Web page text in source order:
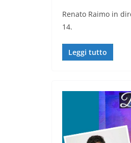
Renato Raimo in
14.
Leggi tutto